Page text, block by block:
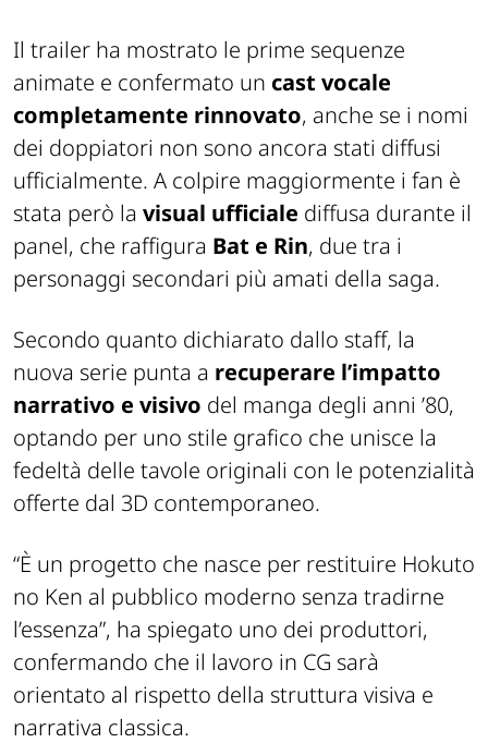
Il trailer ha mostrato le prime sequenze
animate e confermato un cast vocale
completamente rinnovato, anche se i nomi
dei doppiatori non sono ancora stati diffusi
ufficialmente. A colpire maggiormente i fan è
stata però la visual ufficiale diffusa durante il
panel, che raffigura Bat e Rin, due tra i
personaggi secondari più amati della saga.
Secondo quanto dichiarato dallo staff, la
nuova serie punta a recuperare l’impatto
narrativo e visivo del manga degli anni ’80,
optando per uno stile grafico che unisce la
fedeltà delle tavole originali con le potenzialità
offerte dal 3D contemporaneo.
“È un progetto che nasce per restituire Hokuto
no Ken al pubblico moderno senza tradirne
l’essenza”, ha spiegato uno dei produttori,
confermando che il lavoro in CG sarà
orientato al rispetto della struttura visiva e
narrativa classica.